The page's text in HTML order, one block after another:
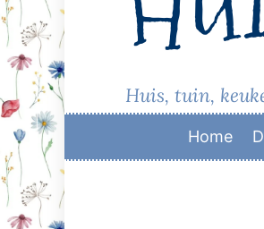
Huis, tuin,
Home